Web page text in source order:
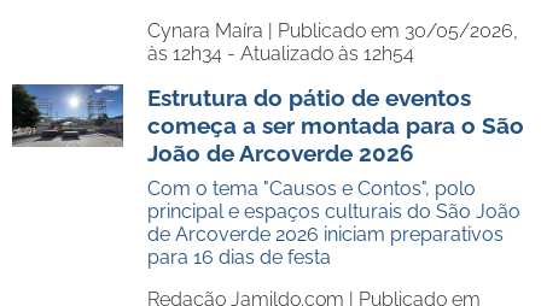
Cynara Maíra | Publicado em 30/05/2026,
às 12h34 - Atualizado às 12h54
Estrutura do pátio de eventos
começa a ser montada para o São
João de Arcoverde 2026
Com o tema "Causos e Contos", polo
principal e espaços culturais do São João
de Arcoverde 2026 iniciam preparativos
para 16 dias de festa
Redação Jamildo.com | Publicado em